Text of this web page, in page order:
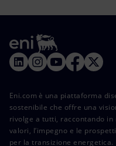
Eni.com è una piattaforma
sostenibile che offre una
rivolge a tutti, raccontando
valori, l’impegno e le
per la transizione energetica.